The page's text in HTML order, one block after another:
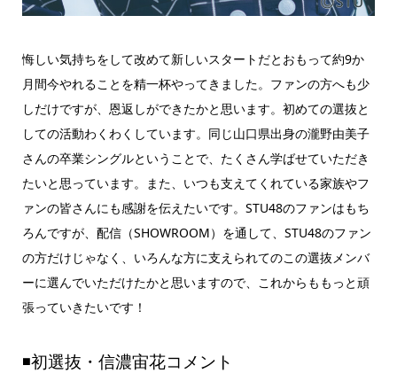
悔しい気持ちをして改めて新しいスタートだとおもって約9か
月間今やれることを精一杯やってきました。ファンの方へも少
しだけですが、恩返しができたかと思います。初めての選抜と
しての活動わくわくしています。同じ山口県出身の瀧野由美子
さんの卒業シングルということで、たくさん学ばせていただき
たいと思っています。また、いつも支えてくれている家族やフ
ァンの皆さんにも感謝を伝えたいです。STU48のファンはもち
ろんですが、配信（SHOWROOM）を通して、STU48のファン
の方だけじゃなく、いろんな方に支えられてのこの選抜メンバ
ーに選んでいただけたかと思いますので、これからももっと頑
張っていきたいです！
◾️初選抜・信濃宙花コメント